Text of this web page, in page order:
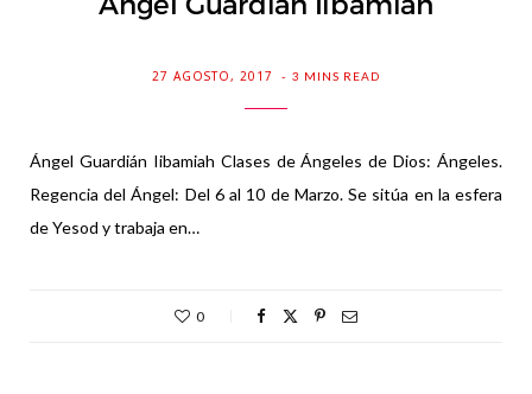
27 AGOSTO, 2017 3 MINS READ
Ángel Guardián Iibamiah Clases de Ángeles de Dios: Ángeles.
Regencia del Ángel: Del 6 al 10 de Marzo. Se sitúa en la esfera
de Yesod y trabaja en…
0